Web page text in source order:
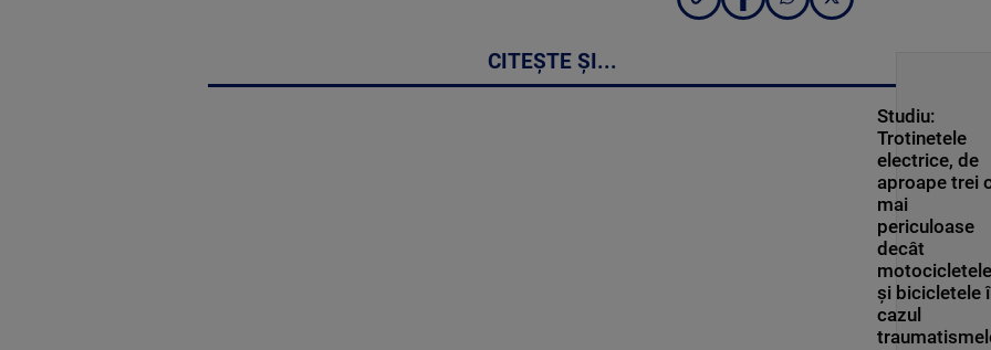
CITEȘTE ȘI...
Studiu:
Trotinetele
electrice, de
aproape trei
mai
periculoase
decât
motocicletele
și bicicletele
cazul